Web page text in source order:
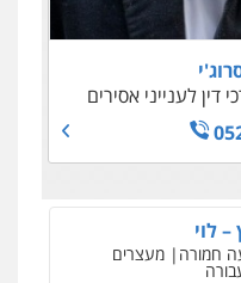
דין לענייני אסירים
אסירים צבאי
סמים והימורים
לוי
חמורה מעצרים